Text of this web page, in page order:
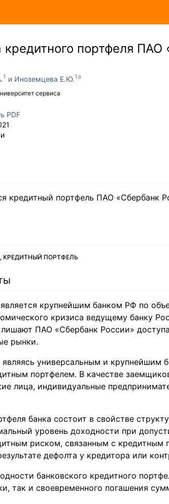
кредитного портфеля ПАО
сервиса
Иноземцева Е.Ю.
PDF
кредитный портфель ПАО «Сбербанк
КРЕДИТНЫЙ ПОРТФЕЛЬ
крупнейшим банком РФ по
кризиса ведущему банку
ПАО «Сбербанк России»
рынки.
универсальным и крупнейшим
портфелем. В качестве
лица, индивидуальные
банка состоит в свойстве
уровень доходности при
риском, связанным с кредитным
дефолта у кредитора или
банковского кредитного
так и своевременного погашения